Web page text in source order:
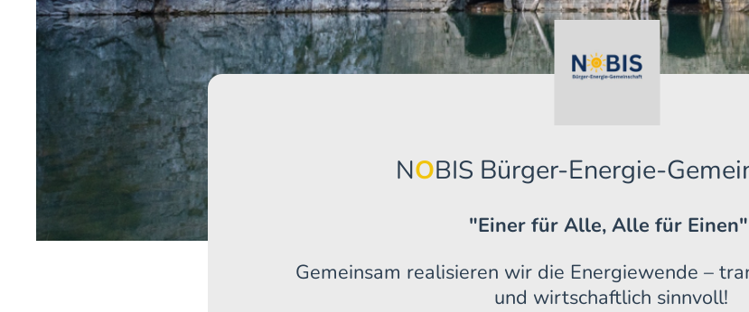
NOBIS Bürger-Energie-
"Einer für Alle, Alle für Einen"
Gemeinsam realisieren wir die Energiewende –
und wirtschaftlich sinnvoll!